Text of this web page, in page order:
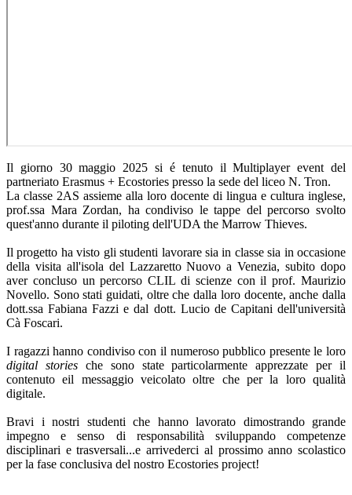
Il giorno 30 maggio 2025 si é tenuto il Multiplayer event del
partneriato Erasmus + Ecostories presso la sede del liceo N. Tron.
La classe 2AS assieme alla loro docente di lingua e cultura inglese,
prof.ssa Mara Zordan, ha condiviso le tappe del percorso svolto
quest'anno durante il piloting dell'UDA the Marrow Thieves.
Il progetto ha visto gli studenti lavorare sia in classe sia in occasione
della visita all'isola del Lazzaretto Nuovo a Venezia, subito dopo
aver concluso un percorso CLIL di scienze con il prof. Maurizio
Novello. Sono stati guidati, oltre che dalla loro docente, anche dalla
dott.ssa Fabiana Fazzi e dal dott. Lucio de Capitani dell'università
Cà Foscari.
I ragazzi hanno condiviso con il numeroso pubblico presente le loro
digital storiesche sono state particolarmente apprezzate per il
contenuto eil messaggio veicolato oltre che per la loro qualità
digitale.
Bravi i nostri studenti che hanno lavorato dimostrando grande
impegno e senso di responsabilità sviluppando competenze
disciplinari e trasversali...e arrivederci al prossimo anno scolastico
per la fase conclusiva del nostro Ecostories project!